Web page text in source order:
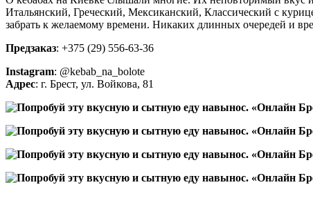
Итальянский, Греческий, Мексиканский, Классический с
забрать к желаемому времени. Никаких длинных очередей и
Предзаказ: +375 (29) 556-63-36
Instagram: @kebab_na_bolote
Адрес: г. Брест, ул. Войкова, 81